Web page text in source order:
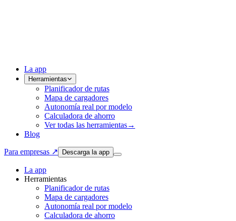
La app
Herramientas
Planificador de rutas
Mapa de cargadores
Autonomía real por modelo
Calculadora de ahorro
Ver todas las herramientas→
Blog
Para empresas ↗ Descarga la app
La app
Herramientas
Planificador de rutas
Mapa de cargadores
Autonomía real por modelo
Calculadora de ahorro